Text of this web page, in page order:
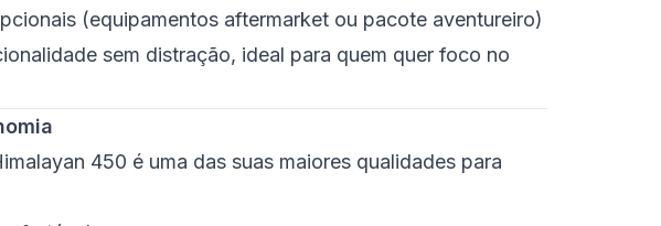
(equipamentos aftermarket ou pacote aventureiro)
sem distração, ideal para quem quer foco no
450 é uma das suas maiores qualidades para